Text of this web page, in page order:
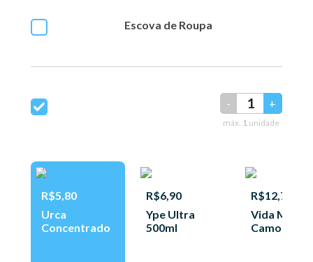
Escova de Roupa
- +
máx. 1 unidade
R$5,80
Urca
Concentrado
R$6,90
Ype Ultra
500ml
R$12,77
Vida Macia
Camomila